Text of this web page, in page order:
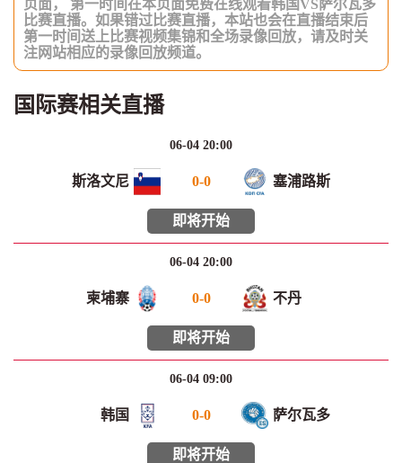
页面， 第一时间在本页面免费在线观看韩国VS萨尔瓦多
比赛直播。如果错过比赛直播，本站也会在直播结束后
第一时间送上比赛视频集锦和全场录像回放，请及时关
注网站相应的录像回放频道。
国际赛相关直播
06-04 20:00
斯洛文尼 0-0 塞浦路斯
即将开始
06-04 20:00
柬埔寨 0-0 不丹
即将开始
06-04 09:00
韩国 0-0 萨尔瓦多
即将开始